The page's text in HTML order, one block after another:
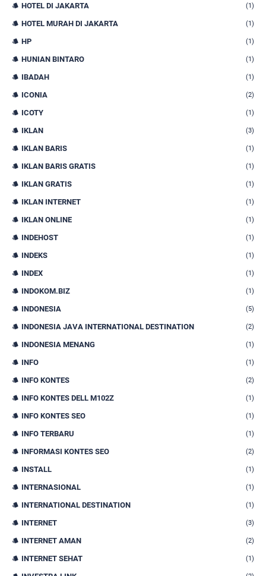
HOTEL DI JAKARTA (1)
HOTEL MURAH DI JAKARTA (1)
HP (1)
HUNIAN BINTARO (1)
IBADAH (1)
ICONIA (2)
ICOTY (1)
IKLAN (3)
IKLAN BARIS (1)
IKLAN BARIS GRATIS (1)
IKLAN GRATIS (1)
IKLAN INTERNET (1)
IKLAN ONLINE (1)
INDEHOST (1)
INDEKS (1)
INDEX (1)
INDOKOM.BIZ (1)
INDONESIA (5)
INDONESIA JAVA INTERNATIONAL DESTINATION (2)
INDONESIA MENANG (1)
INFO (1)
INFO KONTES (2)
INFO KONTES DELL M102Z (1)
INFO KONTES SEO (1)
INFO TERBARU (1)
INFORMASI KONTES SEO (2)
INSTALL (1)
INTERNASIONAL (1)
INTERNATIONAL DESTINATION (1)
INTERNET (3)
INTERNET AMAN (2)
INTERNET SEHAT (1)